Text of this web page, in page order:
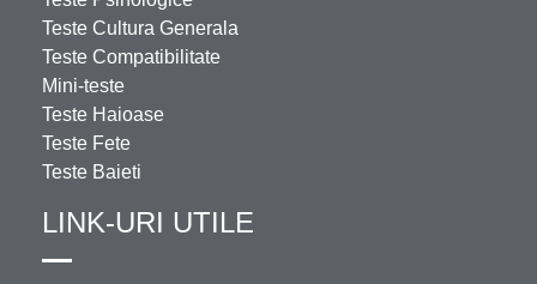
Teste Cultura Generala
Teste Compatibilitate
Mini-teste
Teste Haioase
Teste Fete
Teste Baieti
LINK-URI UTILE